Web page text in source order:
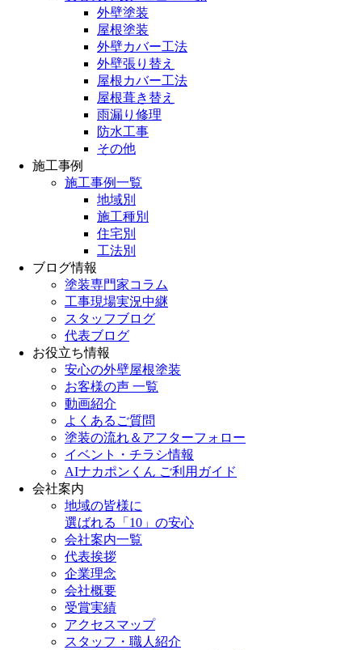
外壁塗装
屋根塗装
外壁カバー工法
外壁張り替え
屋根カバー工法
屋根葺き替え
雨漏り修理
防水工事
その他
施工事例
施工事例一覧
地域別
施工種別
住宅別
工法別
ブログ情報
塗装専門家コラム
工事現場実況中継
スタッフブログ
代表ブログ
お役立ち情報
安心の外壁屋根塗装
お客様の声 一覧
動画紹介
よくあるご質問
塗装の流れ＆アフターフォロー
イベント・チラシ情報
AIナカポンくん ご利用ガイド
会社案内
地域の皆様に
選ばれる「10」の安心
会社案内一覧
代表挨拶
企業理念
会社概要
受賞実績
アクセスマップ
スタッフ・職人紹介